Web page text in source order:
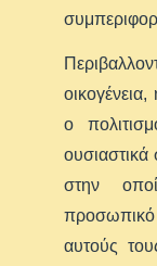
ο
στην
αυτούς